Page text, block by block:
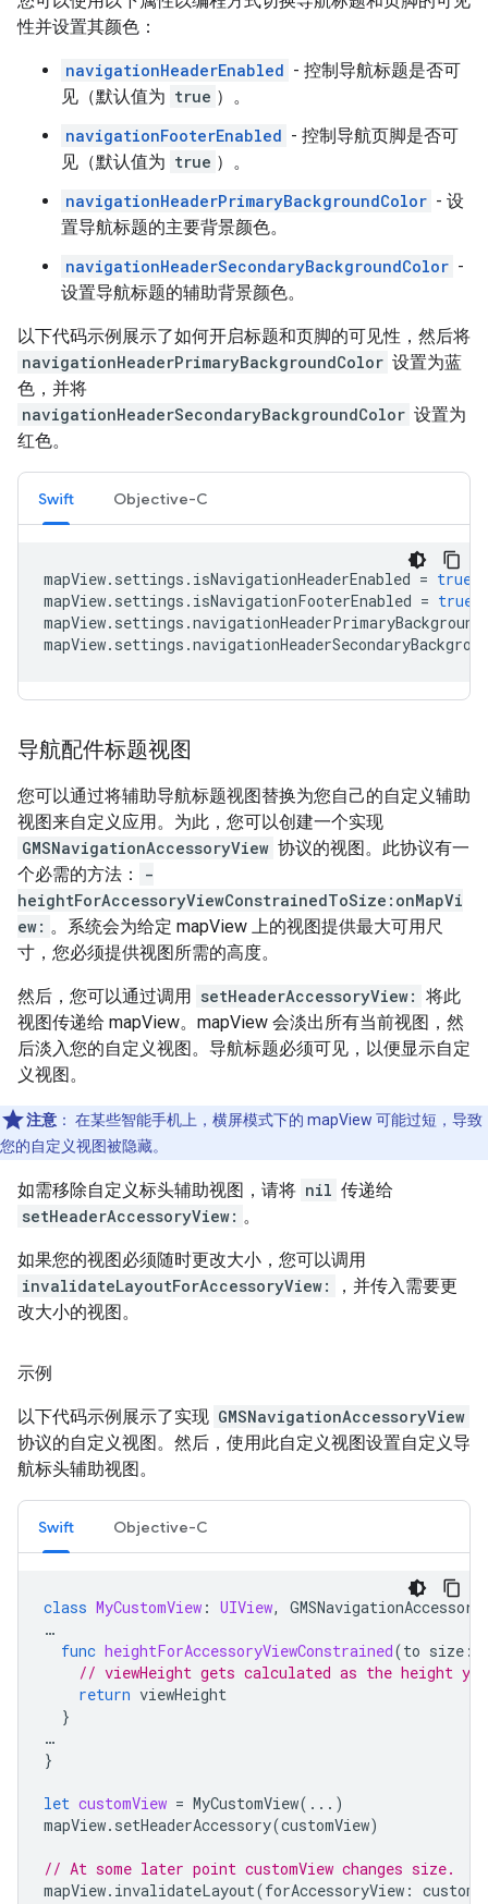
性并设置其颜色：
navigationHeaderEnabled - 控制导航标题是否可
见（默认值为 true ）。
navigationFooterEnabled - 控制导航页脚是否可
见（默认值为 true ）。
navigationHeaderPrimaryBackgroundColor - 设
置导航标题的主要背景颜色。
navigationHeaderSecondaryBackgroundColor -
设置导航标题的辅助背景颜色。
以下代码示例展示了如何开启标题和页脚的可见性，然后将
navigationHeaderPrimaryBackgroundColor 设置为蓝
色，并将
navigationHeaderSecondaryBackgroundColor 设置为
红色。
Swift Objective-C
mapView. settings . isNavigationHeaderEnabled = true
mapView. settings . isNavigationFooterEnabled = true
mapView. settings .
mapView. settings .
导航配件标题视图
您可以通过将辅助导航标题视图替换为您自己的自定义辅助
视图来自定义应用。为此，您可以创建一个实现
GMSNavigationAccessoryView 协议的视图。此协议有一
个必需的方法：
-
heightForAccessoryViewConstrainedToSize:onMapVi
ew: 。系统会为给定 mapView 上的视图提供最大可用尺
寸，您必须提供视图所需的高度。
然后，您可以通过调用 setHeaderAccessoryView: 将此
视图传递给 mapView。mapView 会淡出所有当前视图，然
后淡入您的自定义视图。导航标题必须可见，以便显示自定
义视图。
注意 ： 在某些智能手机上，横屏模式下的 mapView 可能过短，导致
您的自定义视图被隐藏。
如需移除自定义标头辅助视图，请将 nil 传递给
setHeaderAccessoryView: 。
如果您的视图必须随时更改大小，您可以调用
invalidateLayoutForAccessoryView:
，并传入需要更
改大小的视图。
示例
以下代码示例展示了实现 GMSNavigationAccessoryView
协议的自定义视图。然后，使用此自定义视图设置自定义导
航标头辅助视图。
Swift Objective-C
class MyCustomView : UIView,
…
func heightForAccessoryViewConstrained(to size :
// viewHeight gets calculated as the height
return viewHeight
}
…
}
let customView = MyCustomView(...)
mapView. setHeaderAccessory(customView)
// At some later point customView changes size.
mapView. invalidateLayout(forAccessoryView :